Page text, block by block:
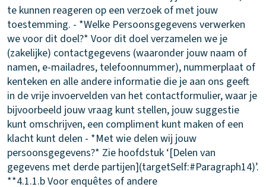
te kunnen reageren op een verzoek of met jouw
toestemming. - *Welke Persoonsgegevens verwerken
we voor dit doel?* Voor dit doel verzamelen we je
(zakelijke) contactgegevens (waaronder jouw naam of
namen, e-mailadres, telefoonnummer), nummerplaat of
kenteken en alle andere informatie die je aan ons geeft
in de vrije invoervelden van het contactformulier, waar je
bijvoorbeeld jouw vraag kunt stellen, jouw suggestie
kunt omschrijven, een compliment kunt maken of een
klacht kunt delen - *Met wie delen wij jouw
persoonsgegevens?* Zie hoofdstuk ‘[Delen van
gegevens met derde partijen](targetSelf:#Paragraph14)’. ​
**4.1.1.b Voor enquêtes of andere